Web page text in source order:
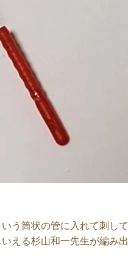
う筒状の管に入れて刺して
える杉山和一先生が編み出